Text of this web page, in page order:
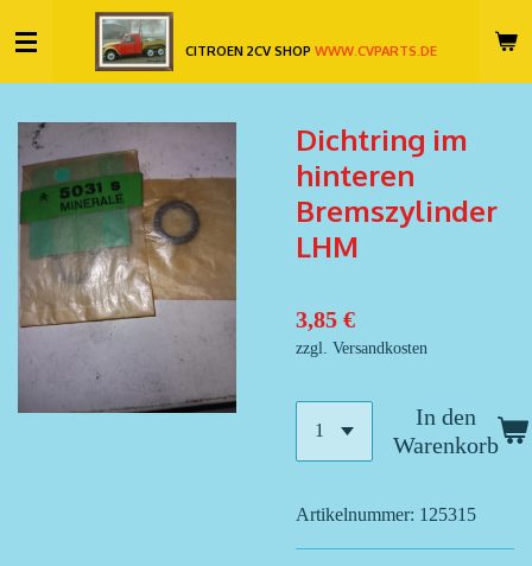
Hauptinhalt
springen
CITROEN 2CV SHOPWWW.CVPARTS.DE
Dichtring im
hinteren
Bremszylinder
LHM
3,85 €
zzgl. Versandkosten
In den
Warenkorb
Artikelnummer: 125315